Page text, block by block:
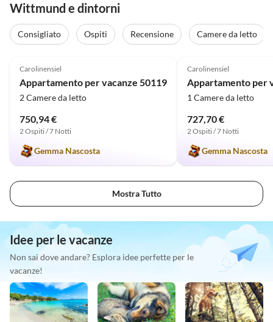
Wittmund e dintorni
Consigliato Ospiti Recensione
Camere da letto
Carolinensiel
Appartamento per vacanze 50119
2 Camere da letto
750,94 €
2 Ospiti / 7 Notti
Gemma Nascosta
Carolinensiel
1 Camere da letto
727,70 €
2 Ospiti / 7 Notti
Gemma Nascosta
Mostra Tutto
Idee per le vacanze
Non sai dove andare? Esplora idee perfette per le
vacanze!